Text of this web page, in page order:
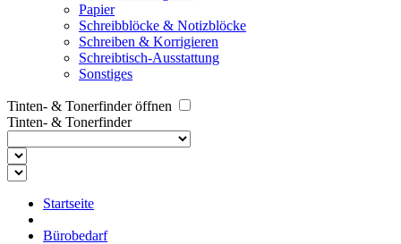
Papier
Schreibblöcke & Notizblöcke
Schreiben & Korrigieren
Schreibtisch-Ausstattung
Sonstiges
Tinten- & Tonerfinder öffnen
Tinten- & Tonerfinder
Startseite
Bürobedarf